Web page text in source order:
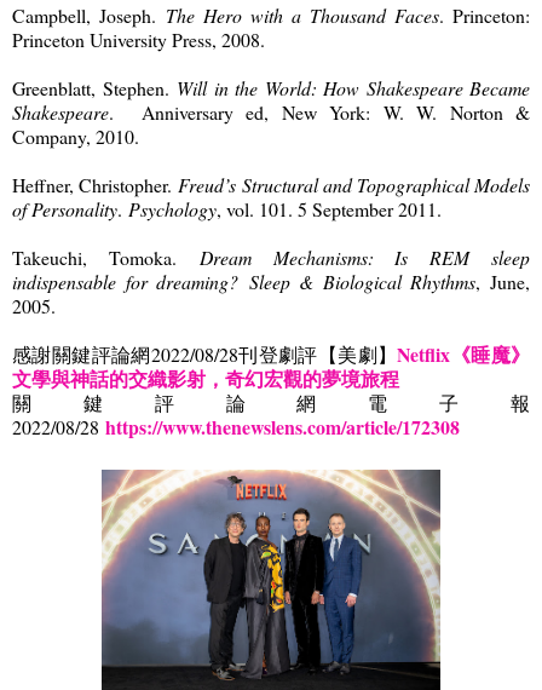
Campbell, Joseph. The Hero with a Thousand Faces. Princeton:
Princeton University Press, 2008.
Greenblatt, Stephen. Will in the World: How Shakespeare Became
Shakespeare. Anniversary ed, New York: W. W. Norton &
Company, 2010.
Heffner, Christopher. Freud’s Structural and Topographical Models
of Personality. Psychology, vol. 101. 5 September 2011.
Takeuchi, Tomoka. Dream Mechanisms: Is REM sleep
indispensable for dreaming? Sleep & Biological Rhythms, June,
2005.
感謝關鍵評論網2022/08/28刊登劇評【美劇】Netflix 《睡魔》
文學與神話的交織影射，奇幻宏觀的夢境旅程
關鍵評論網電子報
2022/08/28 https://www.thenewslens.com/article/172308